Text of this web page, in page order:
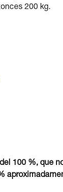
200 kg.
100 %, que